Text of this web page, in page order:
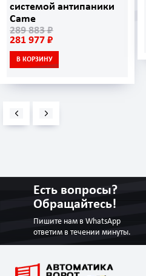
системой антипаники
Came
289 883 ₽
281 977 ₽
В КОРЗИНУ
Есть вопросы?
Обращайтесь!
Пишите нам в WhatsApp
ответим в течении минуты.